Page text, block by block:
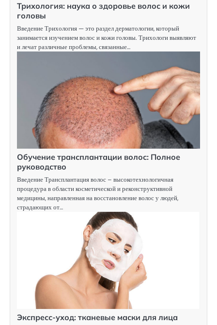
Трихология: наука о здоровье волос и кожи
головы
Введение Трихология — это раздел дерматологии, который
занимается изучением волос и кожи головы. Трихологи выявляют
и лечат различные проблемы, связанные…
Обучение трансплантации волос: Полное
руководство
Введение Трансплантация волос – высокотехнологичная
процедура в области косметической и реконструктивной
медицины, направленная на восстановление волос у людей,
страдающих от…
Экспресс-уход: тканевые маски для лица